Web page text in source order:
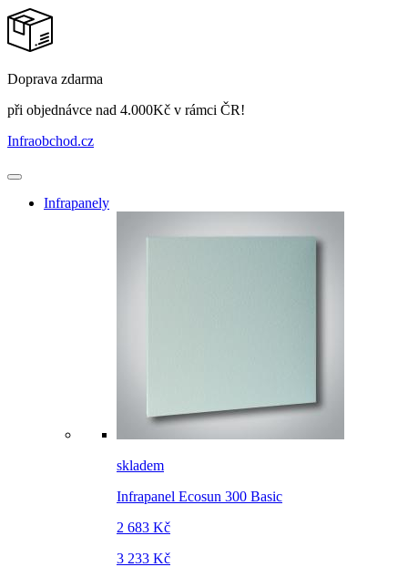
Doprava zdarma
při objednávce nad 4.000Kč v rámci ČR!
Infraobchod.cz
Infrapanely
skladem
Infrapanel Ecosun 300 Basic
2 683 Kč
3 233 Kč